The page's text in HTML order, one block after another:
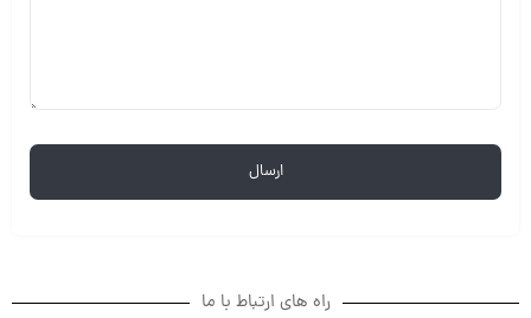
راه های ارتباط با ما